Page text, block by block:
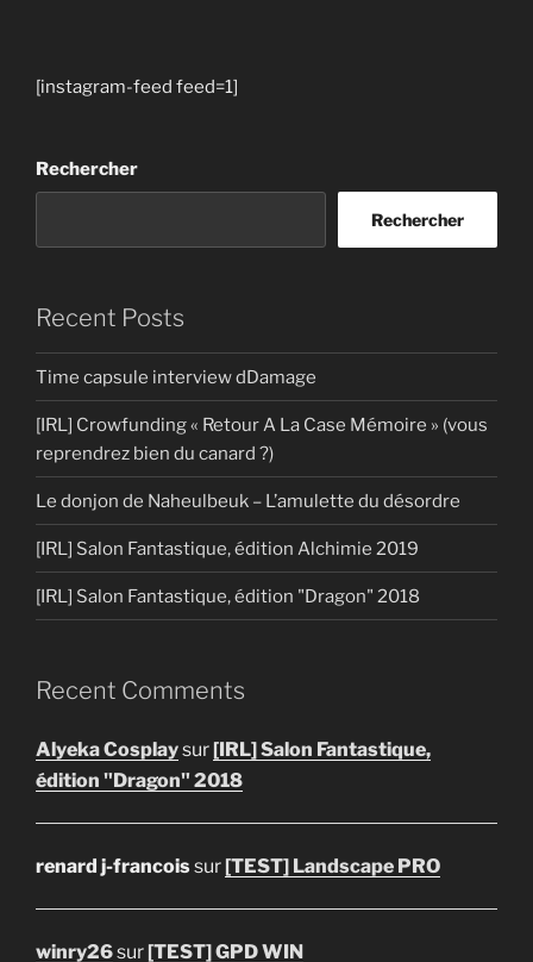
[instagram-feed feed=1]
Rechercher
Rechercher
Recent Posts
Time capsule interview dDamage
[IRL] Crowfunding « Retour A La Case Mémoire » (vous
reprendrez bien du canard ?)
Le donjon de Naheulbeuk – L’amulette du désordre
[IRL] Salon Fantastique, édition Alchimie 2019
[IRL] Salon Fantastique, édition "Dragon" 2018
Recent Comments
Alyeka Cosplaysur[IRL] Salon Fantastique,
édition "Dragon" 2018
renard j-francoissur[TEST] Landscape PRO
winry26sur[TEST] GPD WIN